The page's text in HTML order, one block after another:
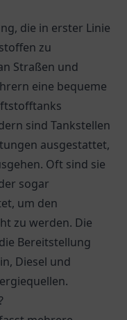
die in erster Linie
zu
Straßen und
eine bequeme
sind Tankstellen
ausgestattet,
Oft sind sie
sogar
um den
zu werden. Die
Bereitstellung
Diesel und